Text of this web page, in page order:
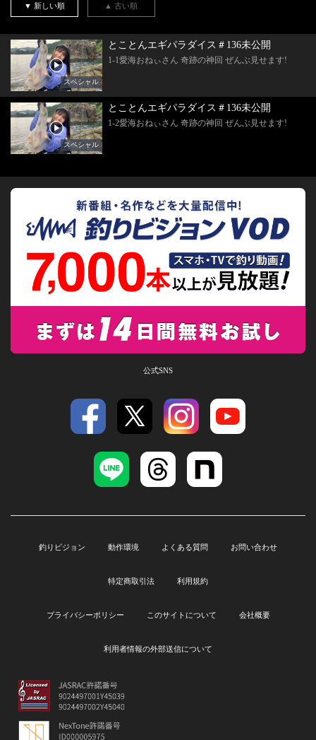
▼ 新しい順 ▲ 古い順
スペシャル
とことんエギパラダイス＃136未公開
1-1愛海おねぃさん 奇跡の神回 ぜんぶ見せます!
スペシャル
とことんエギパラダイス＃136未公開
1-2愛海おねぃさん 奇跡の神回 ぜんぶ見せます!
公式SNS
釣りビジョン 動作環境 よくある質問 お問い合わせ
特定商取引法 利用規約
プライバシーポリシー このサイトについて 会社概要
利用者情報の外部送信について